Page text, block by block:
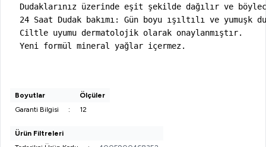
Dudaklarınız üzerinde eşit şekilde dağılır ve
24 Saat Dudak bakımı: Gün boyu ışıltılı ve yumuşk
Ciltle uyumu dermatolojik olarak onaylanmıştır.
Yeni formül mineral yağlar içermez.
Boyutlar
Ölçüler
Garanti Bilgisi
: 12
Ürün Filtreleri